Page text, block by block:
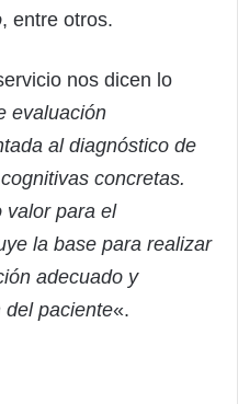
, entre otros.
nos dicen lo
evaluación
al diagnóstico de
concretas.
valor para el
la base para realizar
adecuado y
del paciente«.